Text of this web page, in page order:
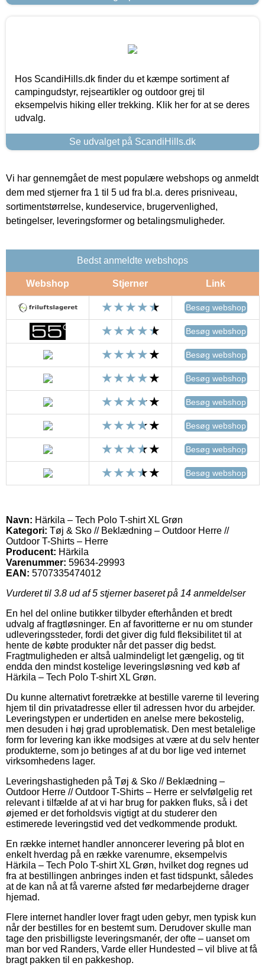
Hos ScandiHills.dk finder du et kæmpe sortiment af
campingudstyr, rejseartikler og outdoor grej til
eksempelvis hiking eller trekking. Klik her for at se deres
udvalg.
Se udvalget på ScandiHills.dk
Vi har gennemgået de mest populære webshops og anmeldt
dem med stjerner fra 1 til 5 ud fra bl.a. deres prisniveau,
sortimentstørrelse, kundeservice, brugervenlighed,
betingelser, leveringsformer og betalingsmuligheder.
Bedst anmeldte webshops
Webshop Stjerner Link
Besøg webshop
Besøg webshop
Besøg webshop
Besøg webshop
Besøg webshop
Besøg webshop
Besøg webshop
Besøg webshop
Navn: Härkila – Tech Polo T-shirt XL Grøn
Kategori: Tøj & Sko // Beklædning – Outdoor Herre //
Outdoor T-Shirts – Herre
Producent: Härkila
Varenummer: 59634-29993
EAN: 5707335474012
Vurderet til 3.8 ud af 5 stjerner baseret på 14 anmeldelser
En hel del online butikker tilbyder efterhånden et bredt
udvalg af fragtløsninger. En af favoritterne er nu om stunder
udleveringssteder, fordi det giver dig fuld fleksibilitet til at
hente de købte produkter når det passer dig bedst.
Fragtmuligheden er altså ualmindeligt let gængelig, og tit
endda den mindst kostelige leveringsløsning ved køb af
Härkila – Tech Polo T-shirt XL Grøn.
Du kunne alternativt foretrække at bestille varerne til levering
hjem til din privatadresse eller til adressen hvor du arbejder.
Leveringstypen er undertiden en anelse mere bekostelig,
men desuden i høj grad uproblematisk. Den mest betalelige
form for levering kan ikke modsiges at være at du selv henter
produkterne, som jo betinges af at du bor lige ved internet
virksomhedens lager.
Leveringshastigheden på Tøj & Sko // Beklædning –
Outdoor Herre // Outdoor T-Shirts – Herre er selvfølgelig ret
relevant i tilfælde af at vi har brug for pakken fluks, så i det
øjemed er det forholdsvis vigtigt at du studerer den
estimerede leveringstid ved det vedkommende produkt.
En række internet handler annoncerer levering på blot en
enkelt hverdag på en række varenumre, eksempelvis
Härkila – Tech Polo T-shirt XL Grøn, hvilket dog regnes ud
fra at bestillingen anbringes inden et fast tidspunkt, således
at de kan nå at få varerne afsted før medarbejderne drager
hjemad.
Flere internet handler lover fragt uden gebyr, men typisk kun
når der bestilles for en bestemt sum. Derudover skulle man
tage den prisbilligste leveringsmanér, der ofte – uanset om
man bor ved Randers, Varde eller Hundested – vil blive at få
bragt pakken til en pakkeshop.